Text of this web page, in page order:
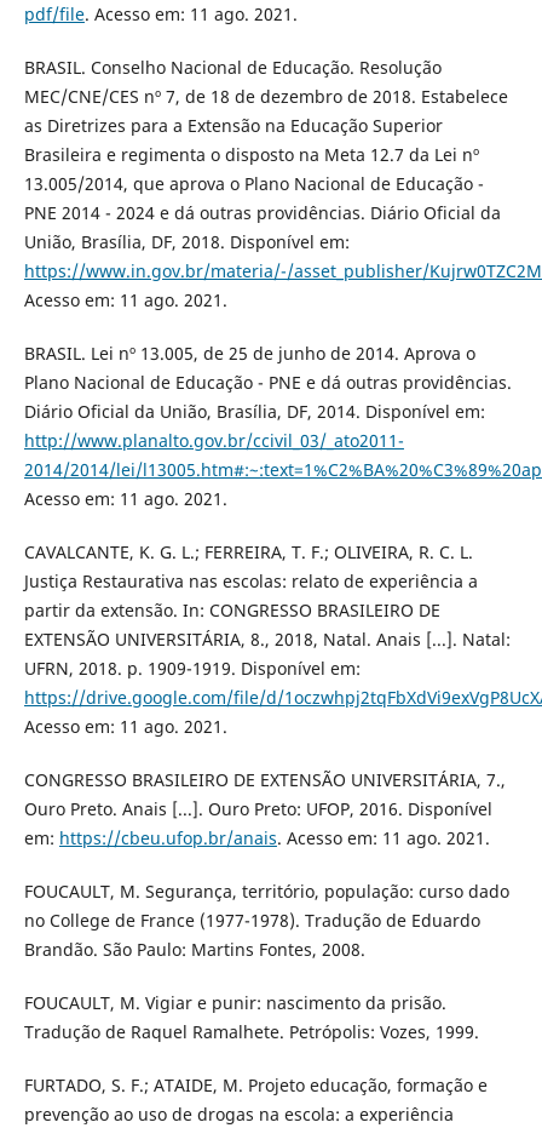
pdf/file. Acesso em: 11 ago. 2021.
BRASIL. Conselho Nacional de Educação. Resolução
MEC/CNE/CES nº 7, de 18 de dezembro de 2018. Estabelece
as Diretrizes para a Extensão na Educação Superior
Brasileira e regimenta o disposto na Meta 12.7 da Lei nº
13.005/2014, que aprova o Plano Nacional de Educação -
PNE 2014 - 2024 e dá outras providências. Diário Oficial da
União, Brasília, DF, 2018. Disponível em:
https://www.in.gov.br/materia/-/asset_publisher/
Acesso em: 11 ago. 2021.
BRASIL. Lei nº 13.005, de 25 de junho de 2014. Aprova o
Plano Nacional de Educação - PNE e dá outras providências.
Diário Oficial da União, Brasília, DF, 2014. Disponível em:
http://www.planalto.gov.br/ccivil_03/_ato2011-
2014/2014/lei/
Acesso em: 11 ago. 2021.
CAVALCANTE, K. G. L.; FERREIRA, T. F.; OLIVEIRA, R. C. L.
Justiça Restaurativa nas escolas: relato de experiência a
partir da extensão. In: CONGRESSO BRASILEIRO DE
EXTENSÃO UNIVERSITÁRIA, 8., 2018, Natal. Anais [...]. Natal:
UFRN, 2018. p. 1909-1919. Disponível em:
https://drive.google.com/file/d/
Acesso em: 11 ago. 2021.
CONGRESSO BRASILEIRO DE EXTENSÃO UNIVERSITÁRIA, 7.,
Ouro Preto. Anais [...]. Ouro Preto: UFOP, 2016. Disponível
em: https://cbeu.ufop.br/anais. Acesso em: 11 ago. 2021.
FOUCAULT, M. Segurança, território, população: curso dado
no College de France (1977-1978). Tradução de Eduardo
Brandão. São Paulo: Martins Fontes, 2008.
FOUCAULT, M. Vigiar e punir: nascimento da prisão.
Tradução de Raquel Ramalhete. Petrópolis: Vozes, 1999.
FURTADO, S. F.; ATAIDE, M. Projeto educação, formação e
prevenção ao uso de drogas na escola: a experiência